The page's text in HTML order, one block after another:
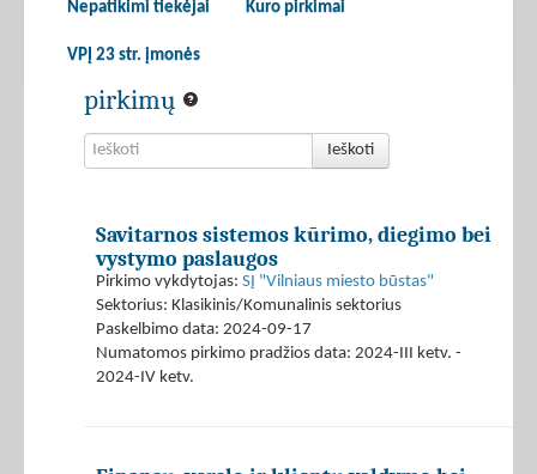
Nepatikimi tiekėjai Kuro pirkimai
VPĮ 23 str. įmonės
pirkimų
Ieškoti
Savitarnos sistemos kūrimo, diegimo bei
vystymo paslaugos
Pirkimo vykdytojas: SĮ "Vilniaus miesto būstas"
Sektorius: Klasikinis/Komunalinis sektorius
Paskelbimo data: 2024-09-17
Numatomos pirkimo pradžios data: 2024-III ketv. -
2024-IV ketv.